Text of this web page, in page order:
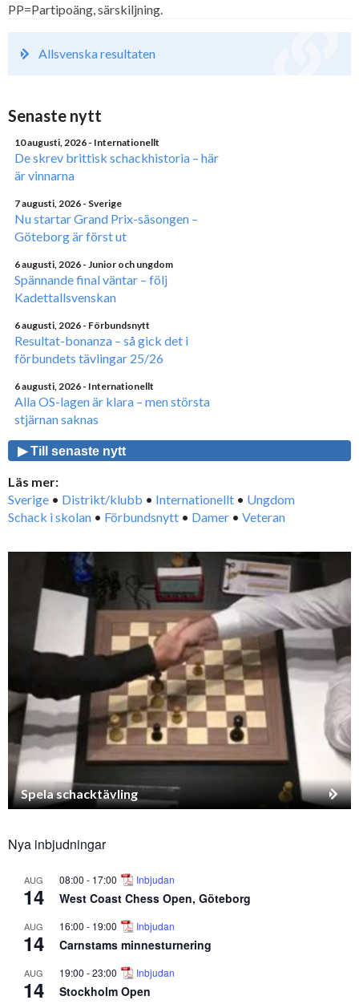
PP=Partipoäng, särskiljning.
Allsvenska resultaten
Senaste nytt
10 augusti, 2026 - Internationellt
De skrev brittisk schackhistoria – här
är vinnarna
7 augusti, 2026 - Sverige
Nu startar Grand Prix-säsongen –
Göteborg är först ut
6 augusti, 2026 - Junior och ungdom
Spännande final väntar – följ
Kadettallsvenskan
6 augusti, 2026 - Förbundsnytt
Resultat-bonanza – så gick det i
förbundets tävlingar 25/26
6 augusti, 2026 - Internationellt
Alla OS-lagen är klara – men största
stjärnan saknas
▶ Till senaste nytt
Läs mer:
Sverige • Distrikt/klubb • Internationellt • Ungdom
Schack i skolan • Förbundsnytt • Damer • Veteran
Spela schacktävling
Nya inbjudningar
AUG
14
08:00 - 17:00 Inbjudan
West Coast Chess Open, Göteborg
AUG
14
16:00 - 19:00 Inbjudan
Carnstams minnesturnering
AUG
14
19:00 -23:00 Inbjudan
Stockholm Open